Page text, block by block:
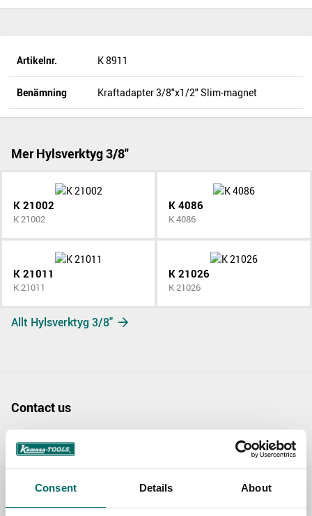
Consent Details About
Artikelnr. K 8911
Benämning Kraftadapter 3/8"x1/2" Slim-magnet
Mer Hylsverktyg 3/8"
K 21002
K 21002
K 4086
K 4086
K 21011
K 21011
K 21026
K 21026
Allt Hylsverktyg 3/8"
Contact us
TOPIC